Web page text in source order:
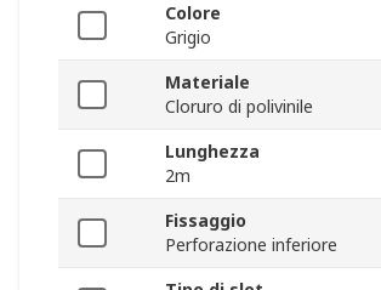
Colore
Grigio
Materiale
Cloruro di polivinile
Lunghezza
2m
Fissaggio
Perforazione inferiore